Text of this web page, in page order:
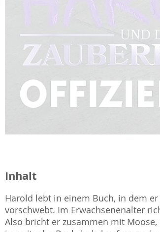
Inhalt
Harold lebt in einem Buch, in dem
vorschwebt. Im Erwachsenenalter
Also bricht er zusammen mit